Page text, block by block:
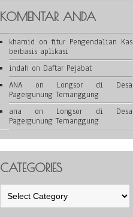
KOMENTAR ANDA
khamid on fitur Pengendalian Kas
berbasis aplikasi
indah on Daftar Pejabat
ANAon Longsor di Desa
Pagergunung Temanggung
ana on Longsor di Desa
Pagergunung Temanggung
CATEGORIES
Categories